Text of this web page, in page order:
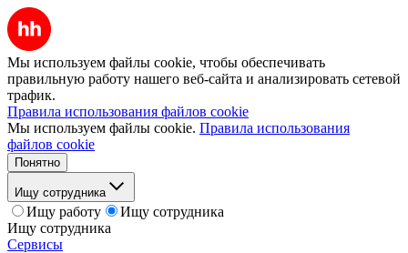
Мы используем файлы cookie, чтобы обеспечивать
правильную работу нашего веб-сайта и анализировать сетевой
трафик.
Правила использования файлов cookie
Мы используем файлы cookie. Правила использования
файлов cookie
Понятно
Ищу сотрудника
Ищу работу
Ищу сотрудника
Ищу сотрудника
Сервисы